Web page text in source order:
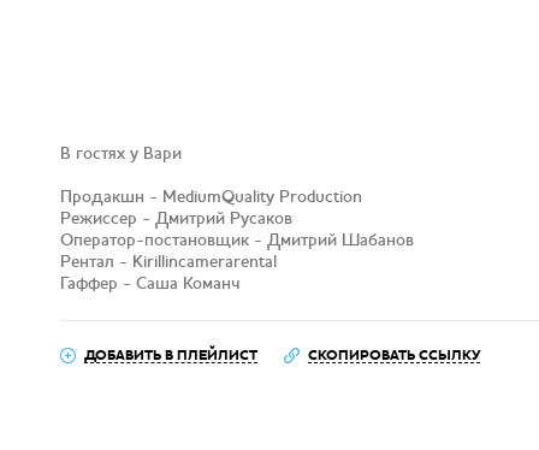
В гостях у Вари
Продакшн - MediumQuality Production
Режиссер - Дмитрий Русаков
Оператор-постановщик - Дмитрий Шабанов
Рентал - Kirillincamerarental
Гаффер - Саша Команч
ДОБАВИТЬ В ПЛЕЙЛИСТ СКОПИРОВАТЬ ССЫЛКУ